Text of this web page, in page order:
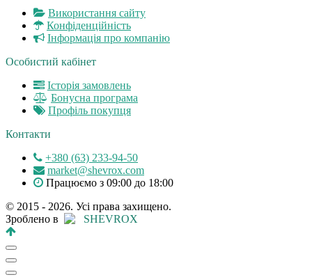
Використання сайту
Конфіденційність
Інформація про компанію
Особистий кабінет
Історія замовлень
Бонусна програма
Профіль покупця
Контакти
+380 (63) 233-94-50
market@shevrox.com
Працюємо з 09:00 до 18:00
© 2015 - 2026. Усі права захищено.
Зроблено в
SHEVROX